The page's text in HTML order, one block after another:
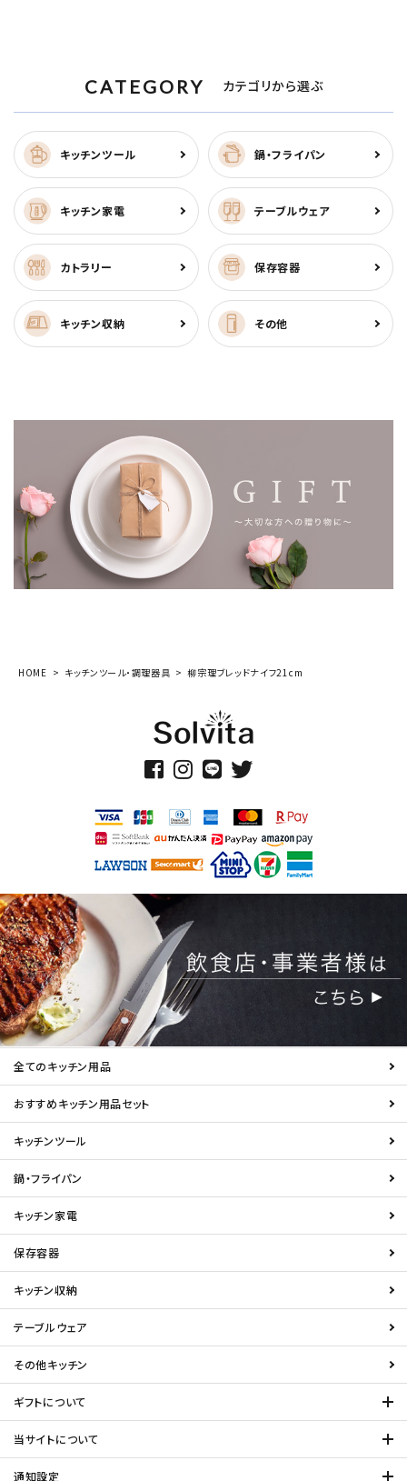
CATEGORY カテゴリから選ぶ
キッチンツール 鍋・フライパン
キッチン家電 テーブルウェア
カトラリー 保存容器
キッチン収納 その他
HOME キッチンツール・調理器具 柳宗理ブレッドナイフ21cm
全てのキッチン用品
おすすめキッチン用品セット
キッチンツール
鍋・フライパン
キッチン家電
保存容器
キッチン収納
テーブルウェア
その他キッチン
ギフトについて
当サイトについて
通知設定